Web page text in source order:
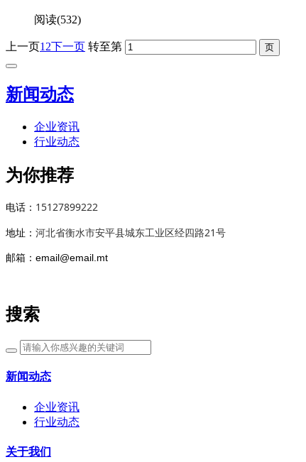
阅读(532)
上一页1 2下一页 转至第
新闻动态
企业资讯
行业动态
为你推荐
电话： 15127899222
地址： 河北省衡水市安平县城东工业区经四路21号
邮箱：email@email.mt
搜索
新闻动态
企业资讯
行业动态
关于我们